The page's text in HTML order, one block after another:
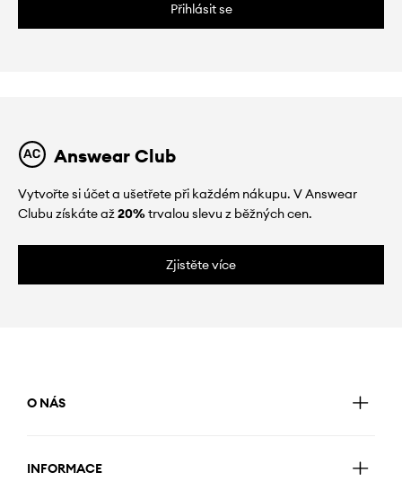
Přihlásit se
Answear Club
Vytvořte si účet a ušetřete při každém nákupu. V Answear
Clubu získáte až20%trvalou slevu z běžných cen.
Zjistěte více
O NÁS
INFORMACE